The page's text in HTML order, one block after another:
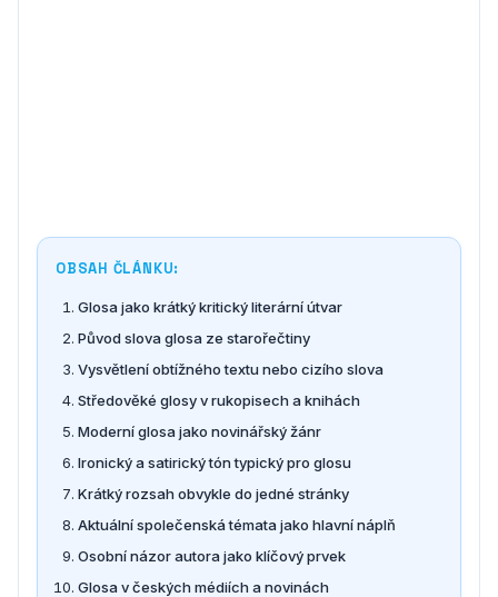
OBSAH ČLÁNKU:
Glosa jako krátký kritický literární útvar
Původ slova glosa ze starořečtiny
Vysvětlení obtížného textu nebo cizího slova
Středověké glosy v rukopisech a knihách
Moderní glosa jako novinářský žánr
Ironický a satirický tón typický pro glosu
Krátký rozsah obvykle do jedné stránky
Aktuální společenská témata jako hlavní náplň
Osobní názor autora jako klíčový prvek
Glosa v českých médiích a novinách